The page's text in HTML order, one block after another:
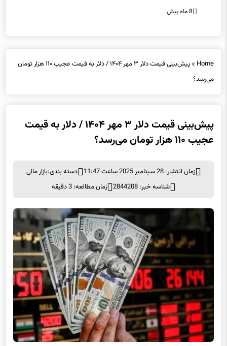
8 ماه پیش
Home
»
پیش‌بینی قیمت دلار ۳ مهر ۱۴۰۴ / دلار به قیمت عجیب ۱۱۰ هزار تومان
می‌رسد؟
پیش‌بینی قیمت دلار ۳ مهر ۱۴۰۴ / دلار به قیمت
عجیب ۱۱۰ هزار تومان می‌رسد؟
زمان انتشار: 28 سپتامبر 2025 ساعت 11:47 دسته بندی:بازار مالی
شناسه خبر: 2844208
زمان مطالعه: 3 دقیقه